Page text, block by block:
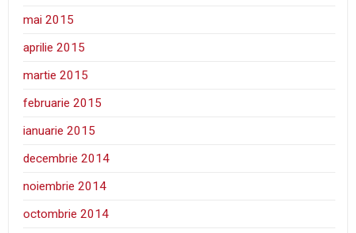
mai 2015
aprilie 2015
martie 2015
februarie 2015
ianuarie 2015
decembrie 2014
noiembrie 2014
octombrie 2014